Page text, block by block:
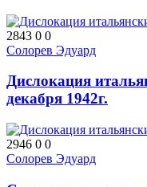
2843 0 0
Солорев Эдуард
Дислокация
декабря 1942г.
2946 0 0
Солорев Эдуард